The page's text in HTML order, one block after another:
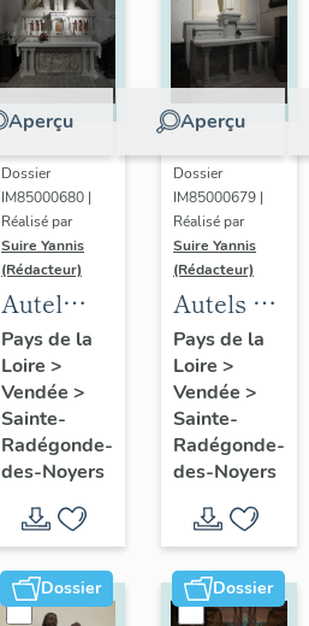
Aperçu
Dossier
IM85000680 |
Réalisé par
Suire Yannis
(Rédacteur)
Autel
(maître
autel),
tabernacle,
statues
de la
Vierge à
l'Enfant
et
d'anges
Pays de la
Loire >
Vendée >
Sainte-
Radégonde-
des-Noyers
Aperçu
Dossier
IM85000679 |
Réalisé par
Suire Yannis
(Rédacteur)
Autels et
tabernacles
(2) à la
Vierge et
à saint
Joseph
Pays de la
Loire >
Vendée >
Sainte-
Radégonde-
des-Noyers
Dossier Dossier